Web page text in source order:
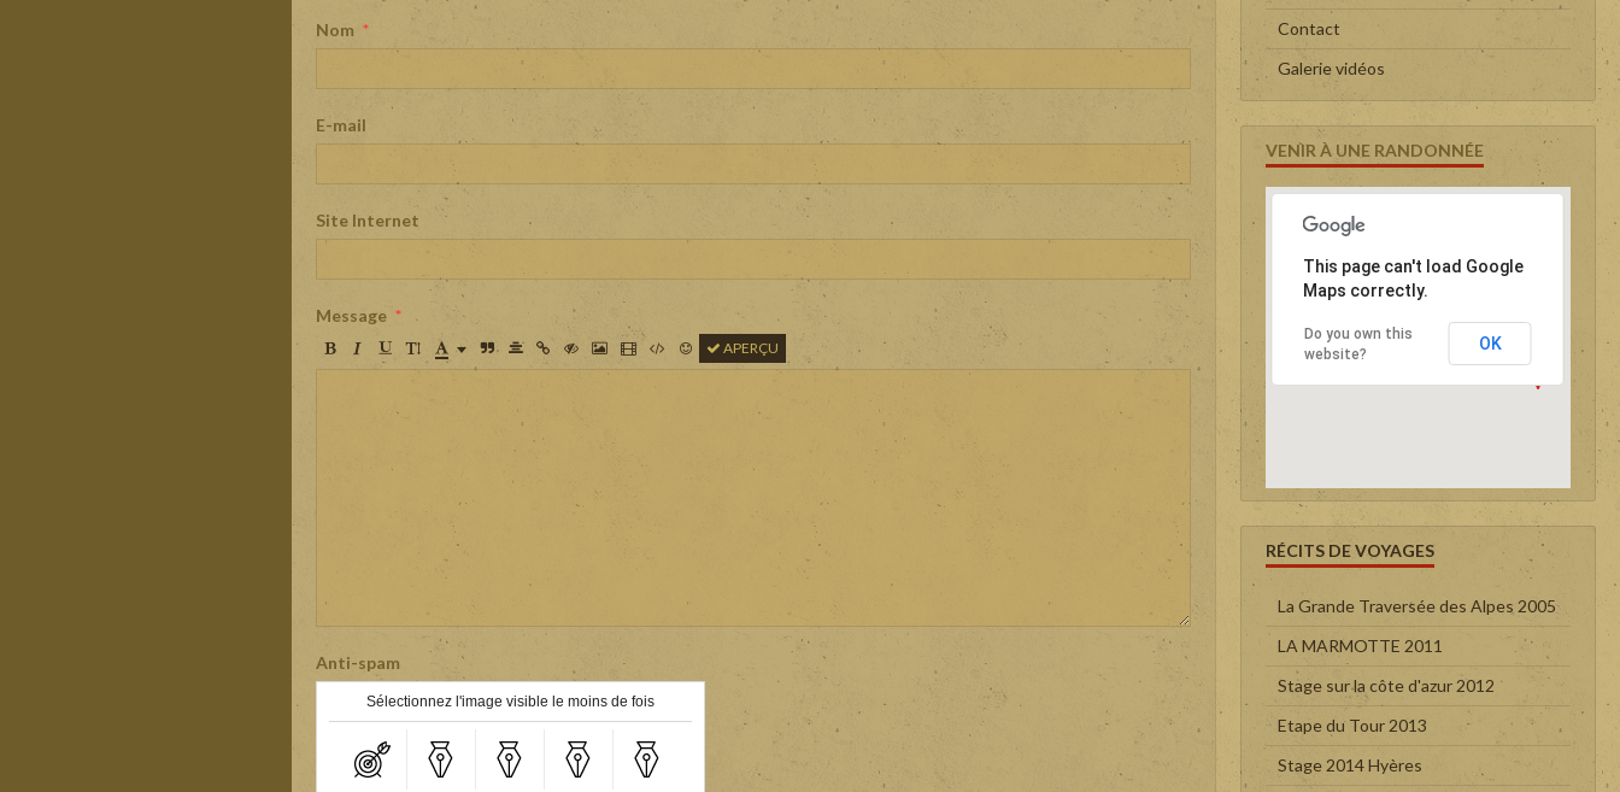
Nom
E-mail
Site Internet
Message
APERÇU
Anti-spam
Sélectionnez l'image visible le moins de fois
Contact
Galerie vidéos
VENIR À UNE RANDONNÉE
This page can't load Google
Maps correctly.
Do you own this
website?
OK
RÉCITS DE VOYAGES
La Grande Traversée des Alpes 2005
LA MARMOTTE 2011
Stage sur la côte d'azur 2012
Etape du Tour 2013
Stage 2014 Hyères